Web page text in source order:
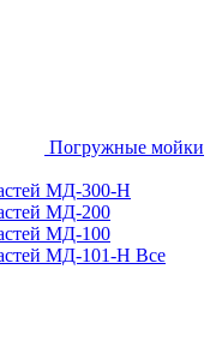
Погружные мойки
МД-300-H
МД-200
МД-100
МД-101-Н Все